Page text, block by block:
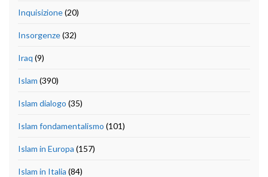
Inquisizione(20)
Insorgenze(32)
Iraq (9)
Islam (390)
Islam dialogo (35)
Islam fondamentalismo (101)
Islam in Europa (157)
Islam in Italia (84)